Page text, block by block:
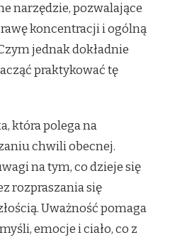
TERAZ
narzędzie, pozwalające
koncentracji i ogólną
jednak dokładnie
praktykować tę
która polega na
chwili obecnej.
na tym, co dzieje się
rozpraszania się
Uważność pomaga
emocje i ciało, co z